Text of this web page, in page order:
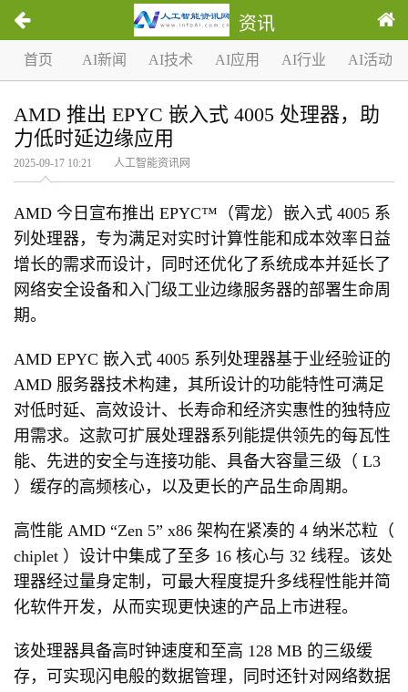
资讯
首页 AI新闻 AI技术 AI应用 AI行业 AI活动
AMD 推出 EPYC 嵌入式 4005 处理器，助
力低时延边缘应用
2025-09-17 10:21 人工智能资讯网
AMD 今日宣布推出 EPYC™（霄龙）嵌入式 4005 系
列处理器，专为满足对实时计算性能和成本效率日益
增长的需求而设计，同时还优化了系统成本并延长了
网络安全设备和入门级工业边缘服务器的部署生命周
期。
AMD EPYC 嵌入式 4005 系列处理器基于业经验证的
AMD 服务器技术构建，其所设计的功能特性可满足
对低时延、高效设计、长寿命和经济实惠性的独特应
用需求。这款可扩展处理器系列能提供领先的每瓦性
能、先进的安全与连接功能、具备大容量三级（ L3
）缓存的高频核心，以及更长的产品生命周期。
高性能 AMD “Zen 5” x86 架构在紧凑的 4 纳米芯粒（
chiplet ）设计中集成了至多 16 核心与 32 线程。该处
理器经过量身定制，可最大程度提升多线程性能并简
化软件开发，从而实现更快速的产品上市进程。
该处理器具备高时钟速度和至高 128 MB 的三级缓
存，可实现闪电般的数据管理，同时还针对网络数据